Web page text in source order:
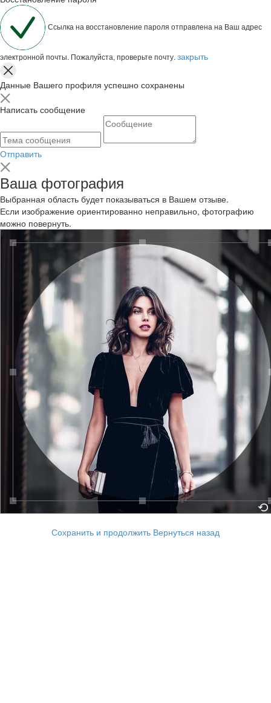
Ссылка на восстановление пароля отправлена на Ваш адрес
электронной почты. Пожалуйста, проверьте почту. закрыть
Данные Вашего профиля успешно сохранены
Написать сообщение
Отправить
Ваша фотография
Выбранная область будет показываться в Вашем отзыве.
Если изображение ориентированно неправильно, фотографию
можно повернуть.
Сохранить и продолжить Вернуться назад